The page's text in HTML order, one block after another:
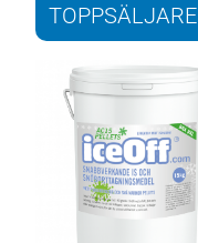
TOPPSÄLJARE